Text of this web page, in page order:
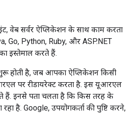
वेब सर्वर ऐप्लिकेशन के साथ काम करता
Go, Python, Ruby, और ASP.NET
इस्तेमाल करते हैं.
होती है, जब आपका ऐप्लिकेशन किसी
पर रीडायरेक्ट करता है. इस यूआरएल
हैं. इनसे पता चलता है कि किस तरह के
है. Google, उपयोगकर्ता की पुष्टि करने,